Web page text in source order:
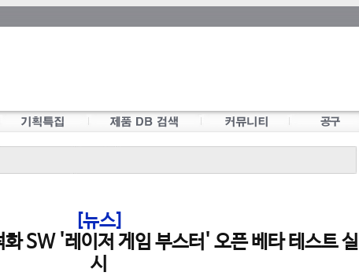
[뉴스]
SW '레이저 게임 부스터' 오픈 베타 테스트 실
시